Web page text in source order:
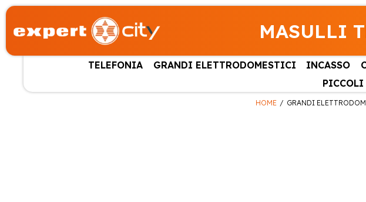
MASULLI
TELEFONIA GRANDI ELETTRODOMESTICI INCASSO
PICCOLI
HOME GRANDI